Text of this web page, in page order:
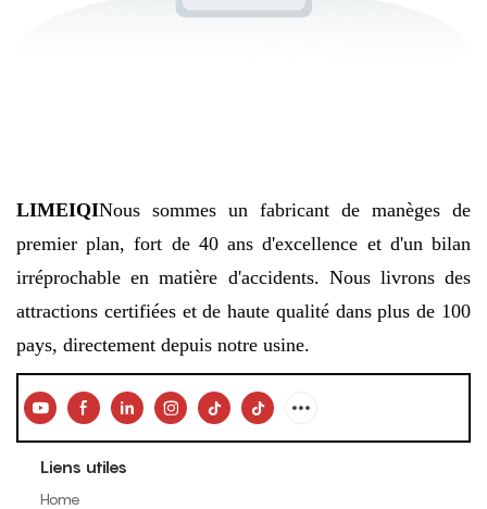
LIMEIQINous sommes un fabricant de manèges de
premier plan, fort de 40 ans d'excellence et d'un bilan
irréprochable en matière d'accidents. Nous livrons des
attractions certifiées et de haute qualité dans plus de 100
pays, directement depuis notre usine.
Liens utiles
Home